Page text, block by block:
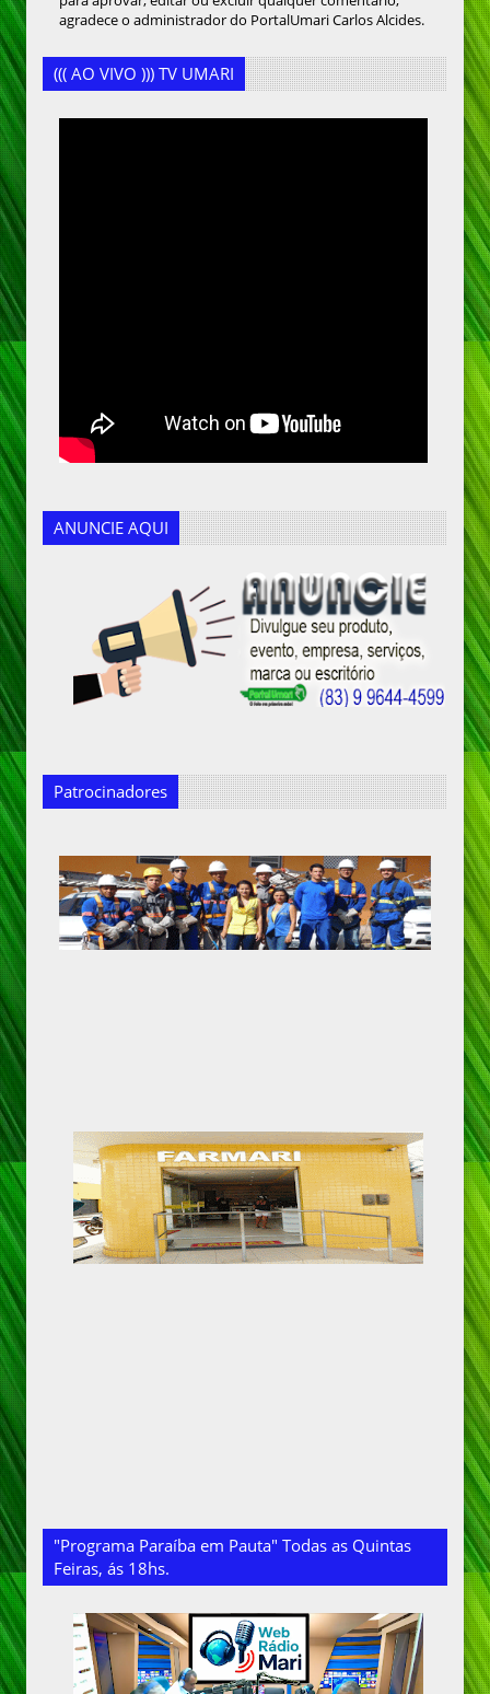
agradece o administrador do PortalUmari Carlos Alcides.
((( AO VIVO ))) TV UMARI
ANUNCIE AQUI
Patrocinadores
"Programa Paraíba em Pauta" Todas as Quintas
Feiras, ás 18hs.